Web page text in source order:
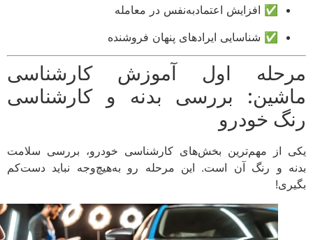
✅ افزایش اعتمادبه‌نفس در معامله
✅ شناسایی ایرادهای پنهان فروشنده
اول آموزش کارشناسی
بررسی بدنه و کارشناسی
خودرو
از مهم‌ترین بخش‌های کارشناسی خودرو، بررسی سلامت
و رنگ آن است. این مرحله رو به‌هیچ‌وجه نباید دست‌کم